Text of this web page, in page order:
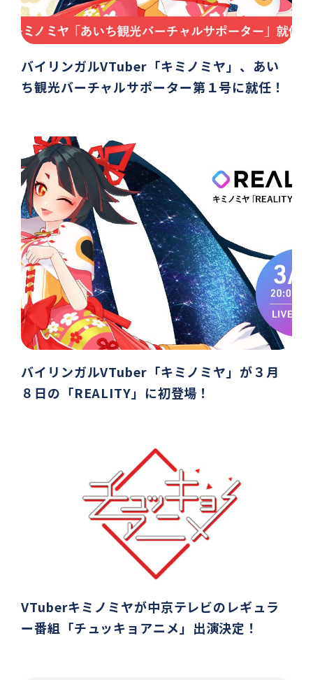
バイリンガルVTuber「キミノミヤ」、あい
ち観光バーチャルサポーター第１号に就任！
バイリンガルVTuber「キミノミヤ」が３月
８日の「REALITY」に初登場！
VTuberキミノミヤが中京テレビのレギュラ
ー番組「チュッキョアニメ」出演決定！